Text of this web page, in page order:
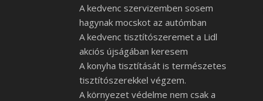
A kedvenc szervizemben sosem
hagynak mocskot az autómban
A kedvenc tisztítószeremet a Lidl
akciós újságában keresem
A konyha tisztítását is természetes
tisztítószerekkel végzem.
A környezet védelme nem csak a